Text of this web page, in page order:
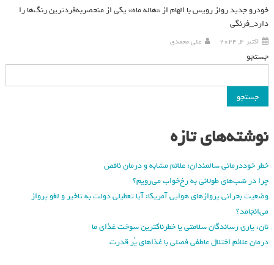
خودرو جدید رولز رویس با الهام از «هاله ماه» یکی از منحصربه‌فردترین رنگ‌ها را
دارد_فرنگی
اکتبر 4, 2024 علی محمدی
جستجو
جستجو
نوشته‌های تازه
خطر خوددرمانی سالمندان: علائم مشابه و درمان ناقص
چرا در شب‌های طولانی به رخ‌خواب می‌رویم؟
وضعیت بحرانی پروازهای هوایی آمریکا: آیا تعطیلی دولت به تاخیر و لغو پرواز
می‌انجامد؟
نان، یاری رساندگان سلامتی یا خطرناکترین سوخت غذای ما
درمان علائم اختلال عاطفی فصلی با غذاهای پُر قدرت